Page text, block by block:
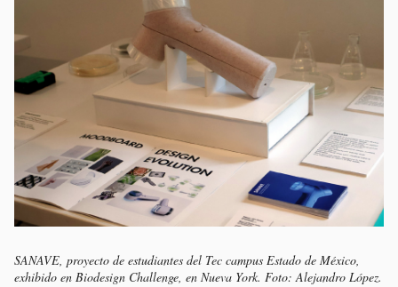
SANAVE, proyecto de estudiantes del Tec campus Estado de México,
exhibido en Biodesign Challenge, en Nueva York. Foto: Alejandro López.